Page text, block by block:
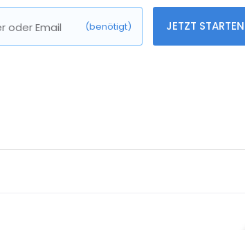
oder Email (benötigt) JETZT STARTEN